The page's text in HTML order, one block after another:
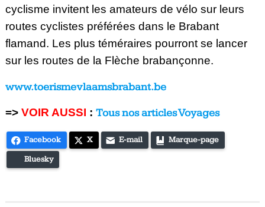
cyclisme invitent les amateurs de vélo sur leurs
routes cyclistes préférées dans le Brabant
flamand. Les plus téméraires pourront se lancer
sur les routes de la Flèche brabançonne.
www.toerismevlaamsbrabant.be
=> VOIR AUSSI : Tous nos articles Voyages
Facebook X E-mail Marque-page
Bluesky